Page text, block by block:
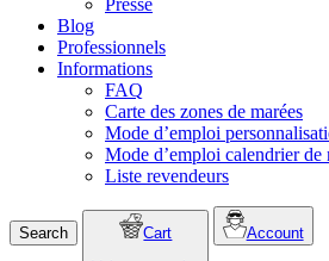
Presse
Blog
Professionnels
Informations
FAQ
Carte des zones de marées
Mode d’emploi
Mode d’emploi calendrier de
Liste revendeurs
Search
Cart
Account